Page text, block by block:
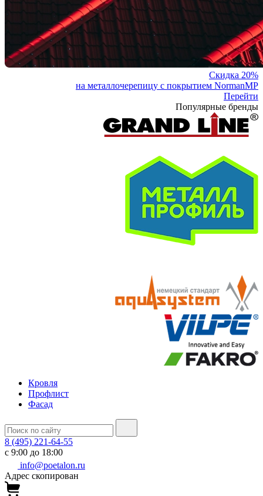
Скидка 20%
на металлочерепицу с покрытием NormanMP
Перейти
Популярные бренды
Кровля
Профлист
Фасад
8 (495) 221-64-55
с 9:00 до 18:00
info@poetalon.ru
Адрес скопирован